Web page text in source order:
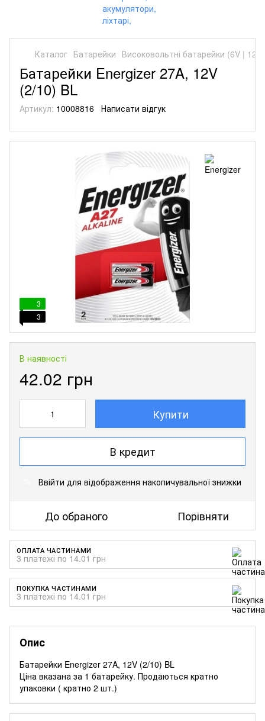
Каталог Батарейки Високовольтні батарейки (6V | 12V)
Батарейки Energizer 27A, 12V
(2/10) BL
Артикул: 10008816 Написати відгук
3
3
В наявності
42.02 грн
Купити
В кредит
Ввійти для відображення накопичувальної знижки
До обраного Порівняти
ОПЛАТА ЧАСТИНАМИ
3 платежі по 14.01 грн
ПОКУПКА ЧАСТИНАМИ
3 платежі по 14.01 грн
Опис
Батарейки Energizer 27A, 12V (2/10) BL
Ціна вказана за 1 батарейку. Продаються кратно
упаковки ( кратно 2 шт.)